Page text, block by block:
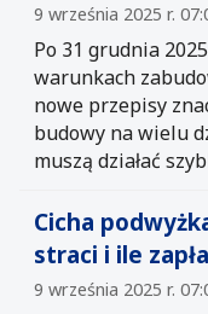
9 września 2025 r.
Po 31 grudnia
warunkach
nowe przepisy
budowy na wielu
muszą działać
Cicha
straci i ile
9 września 2025 r.